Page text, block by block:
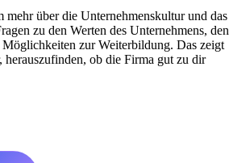
mehr über die Unternehmenskultur und das
zu den Werten des Unternehmens, den
zur Weiterbildung. Das zeigt
herauszufinden, ob die Firma gut zu dir